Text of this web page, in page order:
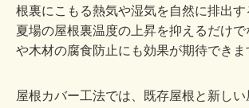
根裏にこもる熱気や湿気を自然に排出す
夏場の屋根裏温度の上昇を抑えるだけ
や木材の腐食防止にも効果が期待できま
屋根カバー工法では、既存屋根と新し